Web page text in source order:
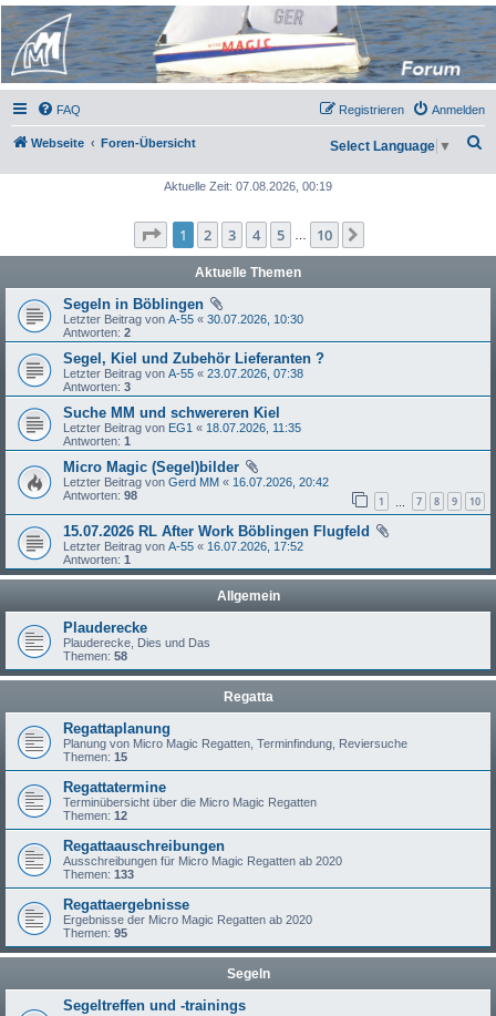
Micro Magic Forum
Deutschland
FAQ Anmelden
Registrieren
Webseite Foren-Übersicht Select Language ▼
Aktuelle Zeit: 07.08.2026, 00:19
Seite 1von 10
1 2 3 4 5 10
Aktuelle Themen
Segeln in Böblingen
Letzter Beitrag von A-55 « 30.07.2026, 10:30
Antworten: 2
Segel, Kiel und Zubehör Lieferanten ?
Letzter Beitrag von A-55 « 23.07.2026, 07:38
Antworten: 3
Suche MM und schwereren Kiel
Letzter Beitrag von EG1 « 18.07.2026, 11:35
Antworten: 1
Micro Magic (Segel)bilder
Letzter Beitrag von Gerd MM « 16.07.2026, 20:42
Antworten: 98 1 7 8 9 10
15.07.2026 RL After Work Böblingen Flugfeld
Letzter Beitrag von A-55 « 16.07.2026, 17:52
Antworten: 1
Allgemein
Plauderecke
Plauderecke, Dies und Das
Themen: 58
Regatta
Regattaplanung
Planung von Micro Magic Regatten, Terminfindung, Reviersuche
Themen: 15
Regattatermine
Terminübersicht über die Micro Magic Regatten
Themen: 12
Regattaauschreibungen
Ausschreibungen für Micro Magic Regatten ab 2020
Themen: 133
Regattaergebnisse
Ergebnisse der Micro Magic Regatten ab 2020
Themen: 95
Segeln
Segeltreffen und -trainings